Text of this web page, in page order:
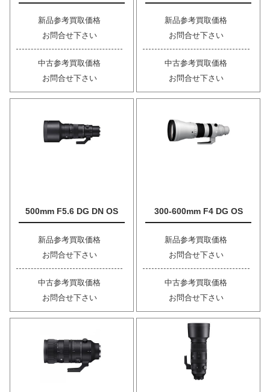
新品参考買取価格
お問合せ下さい
中古参考買取価格
お問合せ下さい
新品参考買取価格
お問合せ下さい
中古参考買取価格
お問合せ下さい
500mm F5.6 DG DN OS
新品参考買取価格
お問合せ下さい
中古参考買取価格
お問合せ下さい
300-600mm F4 DG OS
新品参考買取価格
お問合せ下さい
中古参考買取価格
お問合せ下さい